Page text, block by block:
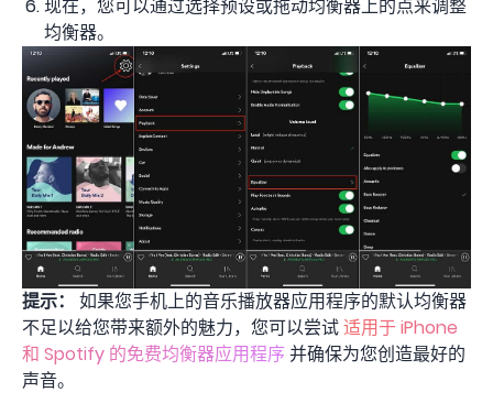
现在，您可以通过选择预设或拖动均衡器上的点来调整
均衡器。
提示：
如果您手机上的音乐播放器应用程序的默认均衡器
不足以给您带来额外的魅力，您可以尝试适用于 iPhone
和 Spotify 的免费均衡器应用程序并确保为您创造最好的
声音。